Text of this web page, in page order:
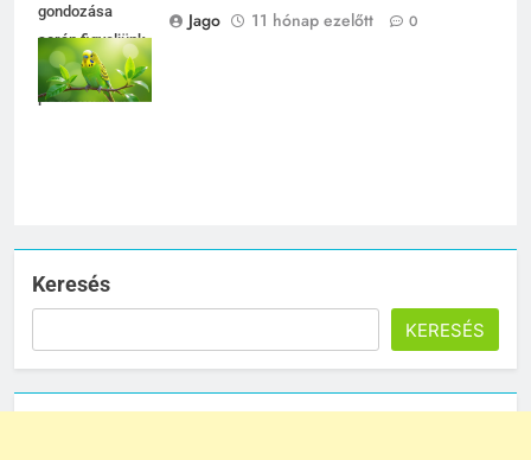
gondozása
során figyeljünk
az emésztési
problémákra.
Jago
11 hónap ezelőtt 0
Keresés
KERESÉS